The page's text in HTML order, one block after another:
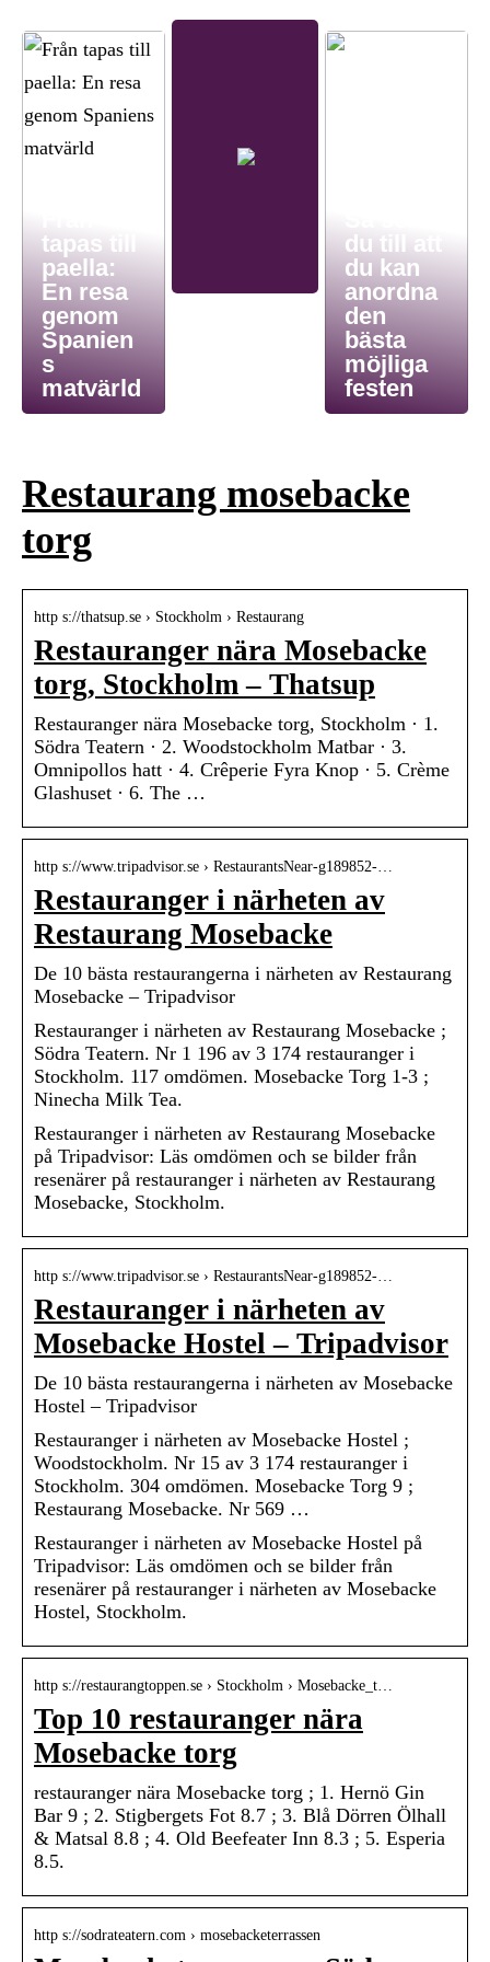
tapas till
paella:
En resa
genom
Spanien
s
matvärld
du till att
du kan
anordna
den
bästa
möjliga
festen
Restaurang mosebacke
torg
http s://thatsup.se › Stockholm › Restaurang
Restauranger nära Mosebacke
torg, Stockholm – Thatsup
Restauranger nära Mosebacke torg, Stockholm · 1.
Södra Teatern · 2. Woodstockholm Matbar · 3.
Omnipollos hatt · 4. Crêperie Fyra Knop · 5. Crème
Glashuset · 6. The …
http s://www.tripadvisor.se › RestaurantsNear-g189852-…
Restauranger i närheten av
Restaurang Mosebacke
De 10 bästa restaurangerna i närheten av Restaurang
Mosebacke – Tripadvisor
Restauranger i närheten av Restaurang Mosebacke ;
Södra Teatern. Nr 1 196 av 3 174 restauranger i
Stockholm. 117 omdömen. Mosebacke Torg 1-3 ;
Ninecha Milk Tea.
Restauranger i närheten av Restaurang Mosebacke
på Tripadvisor: Läs omdömen och se bilder från
resenärer på restauranger i närheten av Restaurang
Mosebacke, Stockholm.
http s://www.tripadvisor.se › RestaurantsNear-g189852-…
Restauranger i närheten av
Mosebacke Hostel – Tripadvisor
De 10 bästa restaurangerna i närheten av Mosebacke
Hostel – Tripadvisor
Restauranger i närheten av Mosebacke Hostel ;
Woodstockholm. Nr 15 av 3 174 restauranger i
Stockholm. 304 omdömen. Mosebacke Torg 9 ;
Restaurang Mosebacke. Nr 569 …
Restauranger i närheten av Mosebacke Hostel på
Tripadvisor: Läs omdömen och se bilder från
resenärer på restauranger i närheten av Mosebacke
Hostel, Stockholm.
http s://restaurangtoppen.se › Stockholm › Mosebacke_t…
Top 10 restauranger nära
Mosebacke torg
restauranger nära Mosebacke torg ; 1. Hernö Gin
Bar 9 ; 2. Stigbergets Fot 8.7 ; 3. Blå Dörren Ölhall
& Matsal 8.8 ; 4. Old Beefeater Inn 8.3 ; 5. Esperia
8.5.
http s://sodrateatern.com › mosebacketerrassen